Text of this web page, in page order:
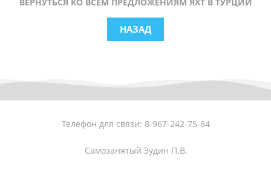
ОПЛАЧИВАЮТСЯ ОТДЕЛЬНО
НАЗАД
Телефон для связи: 8-967-242-75-84
Самозанятый Зудин П.В.